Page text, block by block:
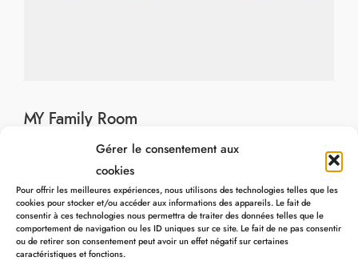
Gérer le consentement aux
cookies
Pour offrir les meilleures expériences, nous utilisons des technologies telles que les
cookies pour stocker et/ou accéder aux informations des appareils. Le fait de
consentir à ces technologies nous permettra de traiter des données telles que le
comportement de navigation ou les ID uniques sur ce site. Le fait de ne pas consentir
ou de retirer son consentement peut avoir un effet négatif sur certaines
caractéristiques et fonctions.
MY Family Room
Een coconnetje voor het hele gezin
14 October 2019